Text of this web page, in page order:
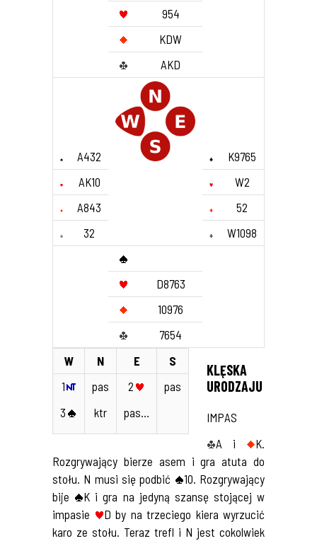
954
KDW
AKD
A432
K9765
AK10
W2
A843
52
32
W1098
D8763
10976
7654
W
N E
S
1
3
pas
ktr
2
pas…
pas
KLĘSKA
URODZAJU
IMPAS
A i
K.
Rozgrywający bierze asem i gra atuta do
stołu. N musi się podbić
10. Rozgrywający
bije
K i gra na jedyną szansę stojącej w
impasie
D by na trzeciego kiera wyrzucić
karo ze stołu. Teraz trefl i N jest cokolwiek